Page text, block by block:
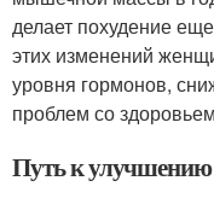
делает похудение
этих изменений
уровня гормонов,
проблем со
Путь к улучшению